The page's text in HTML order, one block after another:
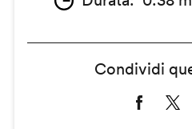
Condividi